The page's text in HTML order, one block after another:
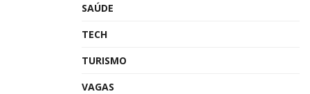
SAÚDE
TECH
TURISMO
VAGAS